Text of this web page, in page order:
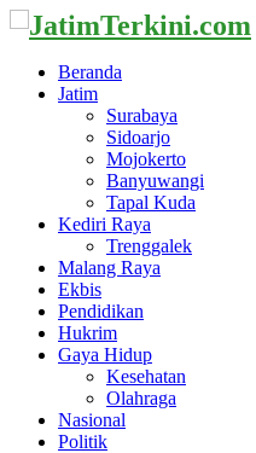
Beranda
Jatim
Surabaya
Sidoarjo
Mojokerto
Banyuwangi
Tapal Kuda
Kediri Raya
Trenggalek
Malang Raya
Ekbis
Pendidikan
Hukrim
Gaya Hidup
Kesehatan
Olahraga
Nasional
Politik